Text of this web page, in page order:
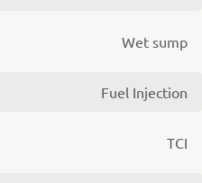
Wet sump
Fuel Injection
TCI